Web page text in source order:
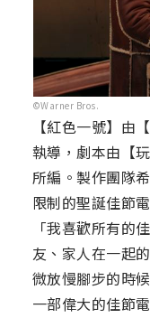
©Warner Bros.
【紅色一號】由
執導，劇本由【
所編。製作團隊
限制的聖誕佳節
「我喜歡所有的
友、家人在一起
微放慢腳步的時
一部偉大的佳節